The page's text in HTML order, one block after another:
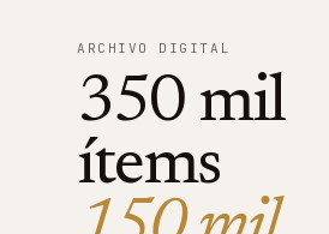
ARCHIVO DIGITAL
350 mil
ítems